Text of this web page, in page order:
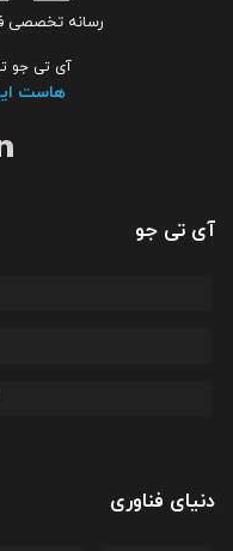
رسانه تخصصی
آی تی جو
هاست
آی تی جو
دنیای فناوری